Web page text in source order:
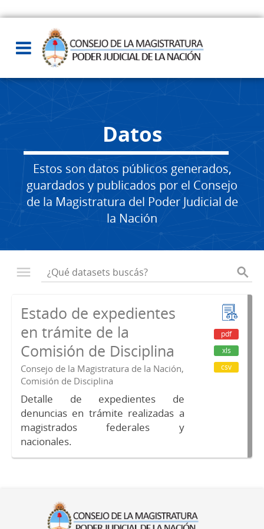
Datos
Estos son datos públicos generados,
guardados y publicados por el Consejo
de la Magistratura del Poder Judicial de
la Nación
Estado de expedientes
en trámite de la
Comisión de Disciplina
Consejo de la Magistratura de la Nación,
Comisión de Disciplina
Detalle de expedientes de
denuncias en trámite realizadas a
magistrados federales y
nacionales.
pdf
xls
csv